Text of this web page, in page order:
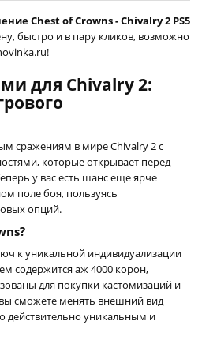
Chest of Crowns - Chivalry 2 PS5
быстро и в пару кликов, возможно
для Chivalry 2:
сражениям в мире Chivalry 2 с
которые открывает перед
у вас есть шанс еще ярче
поле боя, пользуясь
опций.
к уникальной индивидуализации
содержится аж 4000 корон,
для покупки кастомизаций и
сможете менять внешний вид
действительно уникальным и